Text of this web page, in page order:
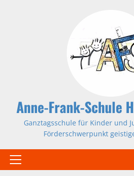
Anne-Frank-Schule
Ganztagsschule für Kinder und
Förderschwerpunkt
Primäres